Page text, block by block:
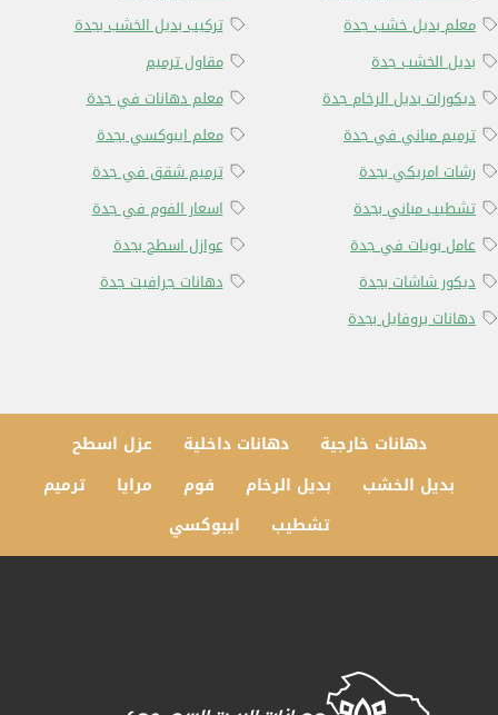
معلم بديل خشب جدة
تركيب بديل الخشب بجدة
بديل الخشب جدة
مقاول ترميم
ديكورات بديل الرخام جدة
معلم دهانات في جدة
ترميم مباني في جدة
معلم ايبوكسي بجدة
رشات امريكي بجدة
ترميم شقق في جدة
تشطيب مباني بجدة
اسعار الفوم في جدة
عامل بويات في جدة
عوازل اسطح بجدة
ديكور شاشات بجدة
دهانات جرافيت جدة
دهانات بروفايل بجدة
دهانات خارجية دهانات داخلية
عزل اسطح
بديل الخشب
بديل الرخام فوم مرايا
ترميم
تشطيب
ايبوكسي